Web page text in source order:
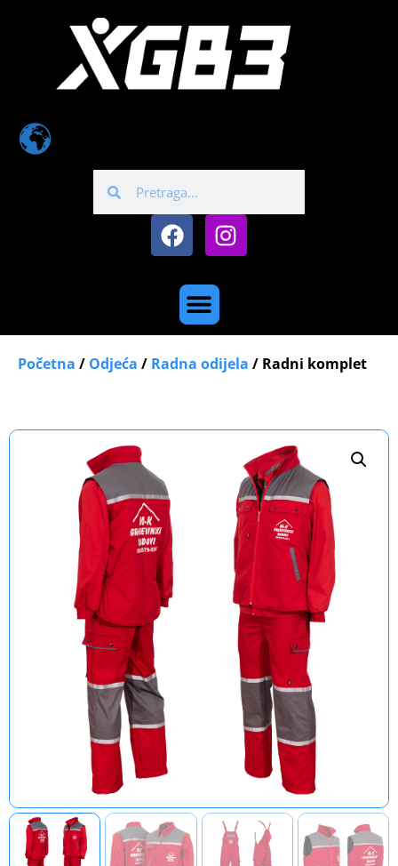
Početna / Odjeća / Radna odijela / Radni komplet